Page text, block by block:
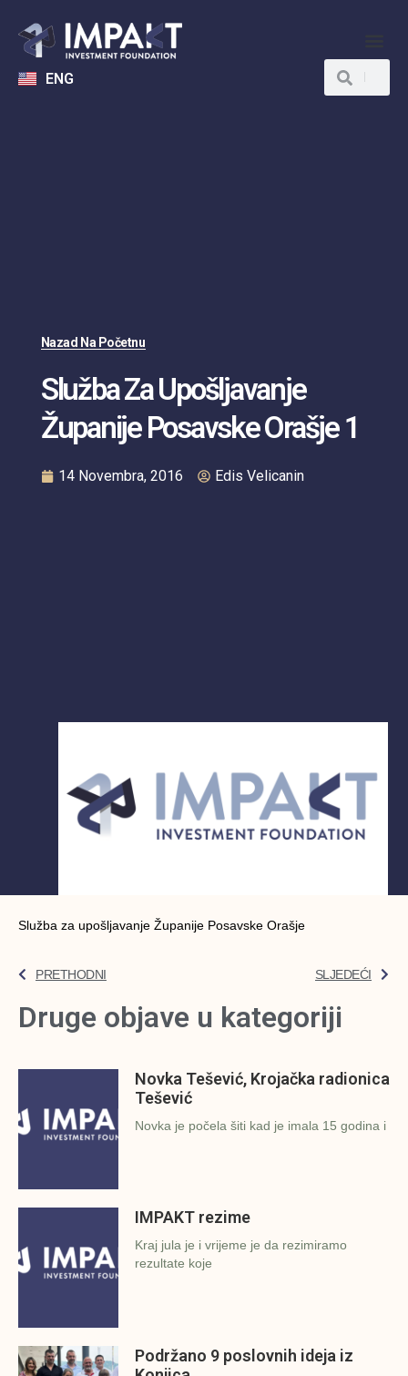
ENG
Nazad Na Početnu
Služba Za Upošljavanje
Županije Posavske Orašje 1
14 Novembra, 2016 Edis Velicanin
Služba za upošljavanje Županije Posavske Orašje
PRETHODNI SLJEDEĆI
Druge objave u kategoriji
Novka Tešević, Krojačka radionica
Tešević
Novka je počela šiti kad je imala 15 godina i
IMPAKT rezime
Kraj jula je i vrijeme je da rezimiramo
rezultate koje
Podržano 9 poslovnih ideja iz